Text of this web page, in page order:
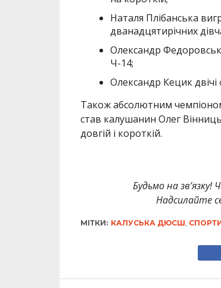
Наталя Плібанська
дванадцятирічних
Олександр
Ч-14;
Олександр Кецик двічі
Також абсолютним
став калушанин Олег
довгій і короткій.
Будьмо на
Надсилайте
МІТКИ: КАЛУСЬКА ДЮСШ,